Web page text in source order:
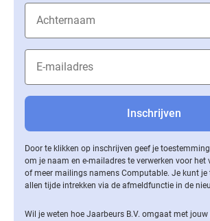
Door te klikken op inschrijven geef je
om je naam en e-mailadres te verwerken voor het
of meer mailings namens Computable. Je kunt
allen tijde intrekken via de af­meld­func­tie in de
Wil je weten hoe Jaarbeurs B.V. omgaat met